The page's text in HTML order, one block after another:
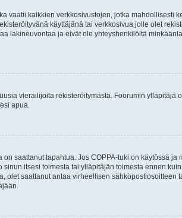
vaatii kaikkien verkkosivustojen, jotka
käyttäjänä tai verkkosivua jolle olet
lakineuvontaa ja eivät ole yhteyshenkilöitä
vierailijoita rekisteröitymästä. Foorumin ylläpitäjä
apua.
saattanut tapahtua. Jos COPPA-tuki on käytössä
itsesi toimesta tai ylläpitäjän toimesta ennen
saattanut antaa virheellisen